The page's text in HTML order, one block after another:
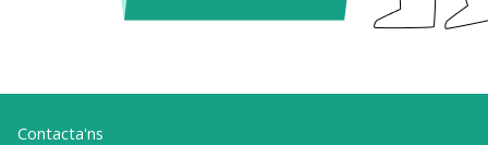
Contacta'ns